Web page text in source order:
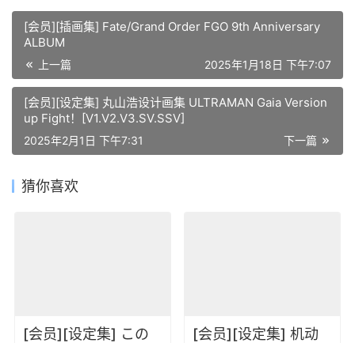
[会员][插画集] Fate/Grand Order FGO 9th Anniversary
ALBUM
上一篇 2025年1月18日 下午7:07
[会员][设定集] 丸山浩设计画集 ULTRAMAN Gaia Version
up Fight！[V1.V2.V3.SV.SSV]
下一篇
2025年2月1日 下午7:31
猜你喜欢
[会员][设定集] この
[会员][设定集] 机动